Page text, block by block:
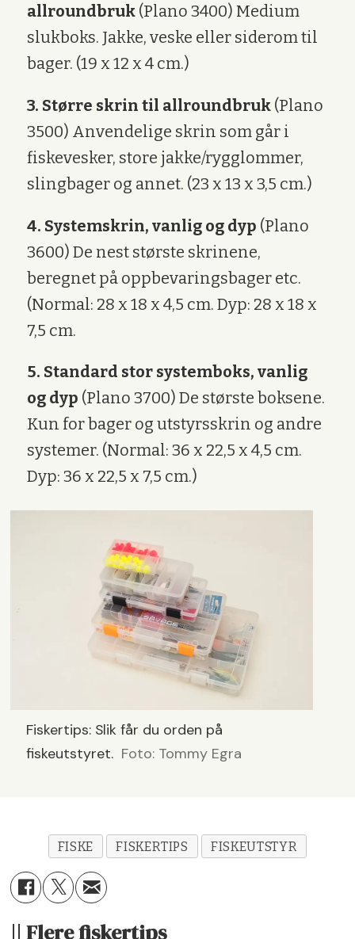
allroundbruk(Plano 3400) Medium
slukboks. Jakke, veske eller siderom til
bager. (19 x 12 x 4 cm.)
3. Større skrin til allroundbruk(Plano
3500) Anvendelige skrin som går i
fiskevesker, store jakke/rygglommer,
slingbager og annet. (23 x 13 x 3,5 cm.)
4. Systemskrin, vanlig og dyp (Plano
3600) De nest største skrinene,
beregnet på oppbevaringsbager etc.
(Normal: 28 x 18 x 4,5 cm. Dyp: 28 x 18 x
7,5 cm.
5. Standard stor systemboks, vanlig
og dyp (Plano 3700) De største boksene.
Kun for bager og utstyrsskrin og andre
systemer. (Normal: 36 x 22,5 x 4,5 cm.
Dyp: 36 x 22,5 x 7,5 cm.)
Fiskertips: Slik får du orden på
fiskeutstyret. Foto: Tommy Egra
FISKE FISKERTIPS FISKEUTSTYR
|| Flere fiskertips